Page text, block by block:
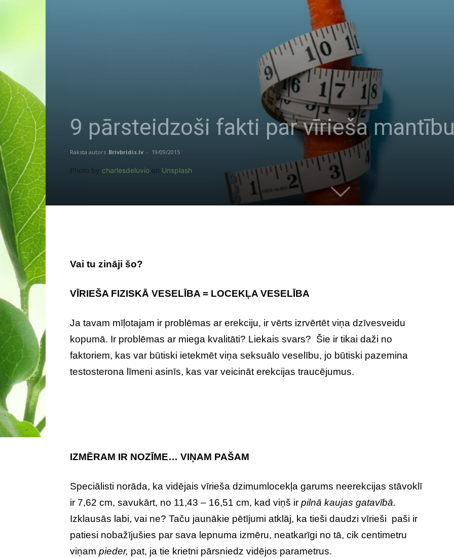
9 pārsteidzoši fakti par vīrieša
Raksta autors Brivbridis.lv - 19/09/2015
Photo by charlesdeluvio on Unsplash
Vai tu zināji šo?
VĪRIEŠA FIZISKĀ VESELĪBA = LOCEKĻA VESELĪBA
Ja tavam mīļotajam ir problēmas ar erekciju, ir vērts izrvērtēt viņa dzīvesveidu
kopumā. Ir problēmas ar miega kvalitāti? Liekais svars? Šie ir tikai daži no
faktoriem, kas var būtiski ietekmēt viņa seksuālo veselību, jo būtiski pazemina
testosterona līmeni asinīs, kas var veicināt erekcijas traucējumus.
IZMĒRAM IR NOZĪME… VIŅAM PAŠAM
Speciālisti norāda, ka vidējais vīrieša dzimumlocekļa garums neerekcijas stāvoklī
ir 7,62 cm, savukārt, no 11,43 – 16,51 cm, kad viņš ir pilnā kaujas gatavībā.
Izklausās labi, vai ne? Taču jaunākie pētījumi atklāj, ka tieši daudzi vīrieši paši ir
patiesi nobažījušies par sava lepnuma izmēru, neatkarīgi no tā, cik centimetru
viņam pieder, pat, ja tie krietni pārsniedz vidējos parametrus.